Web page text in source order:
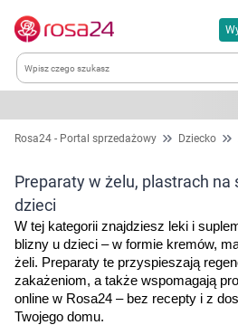
Kategorie
Chemia gospodarcza
Dla zwierząt
Dom i ogród
Zdrowie
Rosa24 - Portal sprzedażowy Dziecko
Preparaty w żelu, plastrach na
dzieci
W tej kategorii znajdziesz leki i
blizny u dzieci – w formie kremów,
żeli. Preparaty te przyspieszają
zakażeniom, a także wspomagają
online w Rosa24 – bez recepty i z
Twojego domu.